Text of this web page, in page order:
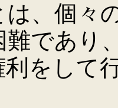
は、個々
であり
利をして